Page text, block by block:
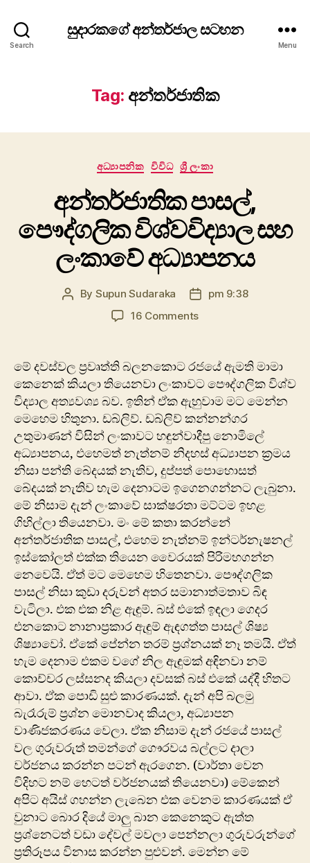
Search
සුදාරකගේ අන්තර්ජාල සටහන
Menu
Tag: අන්තර්ජාතික
Categories
අධ්‍යාපනික විවිධ ශ්‍රී ලංකා
අන්තර්ජාතික පාසල්,
පෞද්ගලික විශ්වවිද්‍යාල සහ
ලංකාවේ අධ්‍යාපනය
Post
By Supun Sudaraka
Postpm 9:38
16 Commentson
පෞද්ගලික
විශ්වවිද්‍යාල
සහ
ලංකාවේ
අධ්‍යාපනය
මේ දවස්වල ප්‍රවෘත්ති බලනකොට රජයේ ඇමති මාමා
කෙනෙක් කියලා තියෙනවා ලංකාවට පෞද්ගලික විශ්ව
විද්‍යාල අත්‍යවශ්‍ය බව. ඉතින් ඒක ඇහුවාම මට මෙන්න
මෙහෙම හිතුනා. ඩබ්ලිව්. ඩබ්ලිව් කන්නන්ගර
උතුමාණන් විසින් ලංකාවට හඳුන්වාදීපු නොමිලේ
අධ්‍යාපනය, එහෙමත් නැත්නම් නිදහස් අධ්‍යාපන ක්‍රමය
නිසා පන්ති බේදයක් නැතිව, දුප්පත් පොහොසත්
බේදයක් නැතිව හැම දෙනාටම ඉගෙනගන්නට ලැබුනා.
මේ නිසාම දැන් ලංකාවේ සාක්ෂරතා මට්ටම ඉහළ
ගිහිල්ලා තියෙනවා. මං මේ කතා කරන්නේ
අන්තර්ජාතික පාසල්, එහෙම නැත්නම් ඉන්ටර්නැෂනල්
ඉස්කෝලත් එක්ක තියෙන වෛරයක් පිරිමහගන්න
නෙවෙයි. ඒත් ම‍ට මෙහෙම හිතෙනවා. පෞද්ගලික
පාසල් නිසා කුඩා දරුවන් අතර සමානාත්මතාව බිඳ
වැටිලා. එක එක නිළ ඇඳුම්. බස් එකේ ඉඳලා ගෙදර
‍එනකොට නානාප්‍රකාර ඇඳුම් ඇඳගත්ත පාසල් ශිෂ්‍ය
ශිෂ්‍යාවෝ. ඒකේ පේන්න තරම් ප්‍රශ්නයක් නෑ තමයි. ඒත්
හැම දෙනාම එකම වගේ නිල ඇඳුමක් අඳිනවා නම්
කොච්චර ලස්සනද කියලා දවසක් බස් එකේ යද්දී හිතට
ආවා. ඒක පොඩි සුළු කාරණයක්. දැන් අපි බලමු
බැරෑරුම් ප්‍රශ්න මොනවාද කියලා, අධ්‍යාපන
වාණිජකරණය වෙලා. ඒක නිසාම දැන් රජයේ පාසල්
වල ගුරුවරුත් තමන්ගේ ගෞරවය බල්ලට දාලා
වර්ජනය කරන්න පටන් ඇරගෙන. (වාර්තා වෙන
විදිහට නම් හෙටත් වර්ජනයක් තියෙනවා) මේකෙන්
අපිට අයිස් ගහන්න ලැබෙන එක වෙනම කාරණයක් ඒ
වුනාට බොර දියේ මාලු බාන කෙනෙකුට ඇත්ත
ප්‍රශ්නෙටත් වඩා දේවල් මවලා පෙන්නලා ගුරුවරුන්ගේ
ප්‍රතිරූපය විනාස කරන්න පුළුවන්. මෙන්න මේ